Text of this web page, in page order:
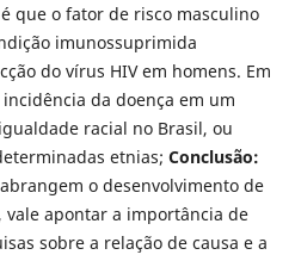
que o fator de risco masculino
imunossuprimida
do vírus HIV em homens. Em
da doença em um
racial no Brasil, ou
etnias; Conclusão:
o desenvolvimento de
apontar a importância de
sobre a relação de causa e a